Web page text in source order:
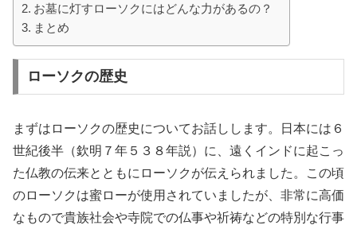
お墓に灯すローソクにはどんな力があるの？
まとめ
ローソクの歴史
まずはローソクの歴史についてお話しします。日本には６
世紀後半（欽明７年５３８年説）に、遠くインドに起こっ
た仏教の伝来とともにローソクが伝えられました。この頃
のローソクは蜜ローが使用されていましたが、非常に高価
なもので貴族社会や寺院での仏事や祈祷などの特別な行事